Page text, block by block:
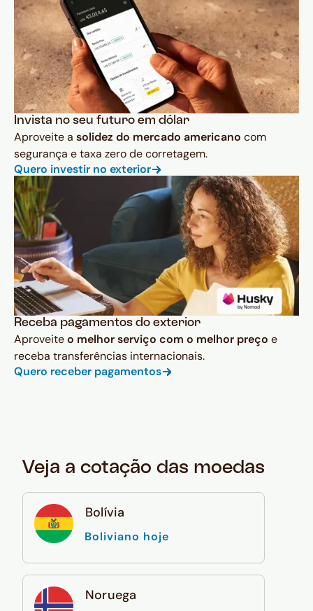
Invista no seu futuro em dólar
Aproveite a solidez do mercado americano com
segurança e taxa zero de corretagem.
Quero investir no exterior
Receba pagamentos do exterior
Aproveiteo melhor serviço com o melhor preço e
receba transferências internacionais.
Quero receber pagamentos
Veja a cotação das moedas
Bolívia
Boliviano hoje
Noruega